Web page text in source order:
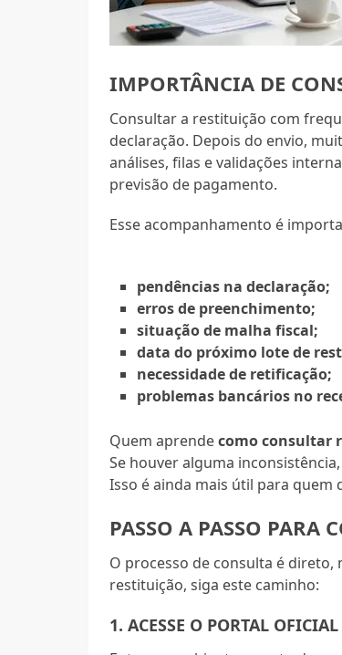
IMPORTÂNCIA DE
Consultar a restituição com
declaração. Depois do envio,
análises, filas e validações
previsão de pagamento.
Esse acompanhamento é
pendências na declaração;
erros de preenchimento;
situação de malha fiscal;
data do próximo lote de
necessidade de retificação;
problemas bancários no
Quem aprendecomo consultar
Se houver alguma
Isso é ainda mais útil para quem
PASSO A PASSO PARA
O processo de consulta é direto,
restituição, siga este caminho:
1. ACESSE O PORTAL